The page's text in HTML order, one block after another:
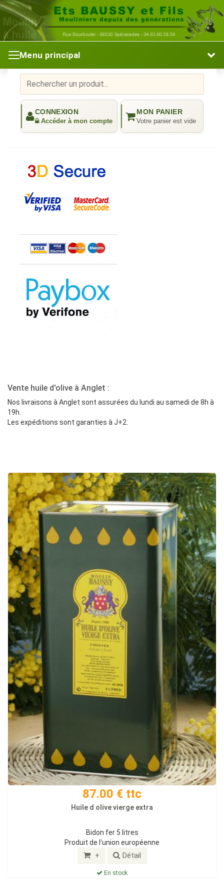
Menu principal
Vente huile d'olive à Anglet :
Nos livraisons à Anglet sont assurées du lundi au samedi de 8h à
19h.
Les expéditions sont garanties à J+2.
87.00 € ttc
Huile d olive vierge extra
Bidon fer 5 litres
Produit de l'union européenne
+ Détail
En stock